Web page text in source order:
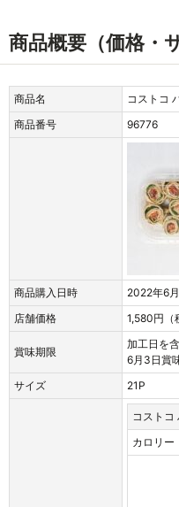
商品概要（価格・
商品名
コストコ
商品番号
96776
商品購入日時
2022年6
店舗価格
1,580円（
賞味期限
加工日を
6月3日賞
サイズ
21P
コストコ
カロリー